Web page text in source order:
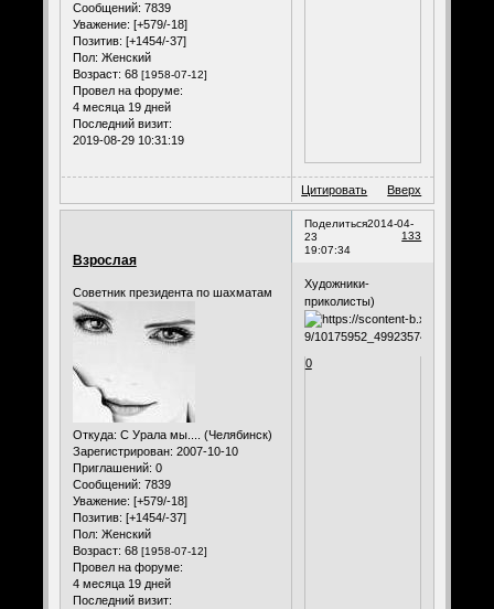
Сообщений: 7839
Уважение: [+579/-18]
Позитив: [+1454/-37]
Пол: Женский
Возраст: 68 [1958-07-12]
Провел на форуме:
4 месяца 19 дней
Последний визит:
2019-08-29 10:31:19
Цитировать Вверх
Поделиться
133
2014-04-
23
19:07:34
Взрослая
Советник президента по шахматам
Откуда: С Урала мы.... (Челябинск)
Зарегистрирован: 2007-10-10
Приглашений: 0
Сообщений: 7839
Уважение: [+579/-18]
Позитив: [+1454/-37]
Пол: Женский
Возраст: 68 [1958-07-12]
Провел на форуме:
4 месяца 19 дней
Последний визит:
Художники-
приколисты)
0